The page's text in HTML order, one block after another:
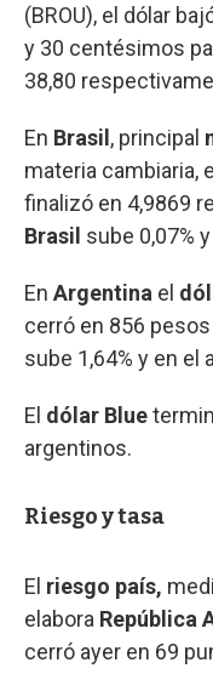
(BROU), el dólar
y 30 centésimos
38,80
En Brasil , principal
materia cambiaria,
finalizó en 4,9869
Brasil sube 0,07%
En Argentina el
cerró en 856
sube 1,64% y en el
El dólar Blue
argentinos.
Riesgo y tasa
El riesgo país,
elabora República
cerró ayer en 69